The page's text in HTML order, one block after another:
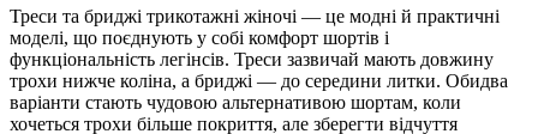
Треси та бриджі трикотажні жіночі — це модні й практичні
моделі, що поєднують у собі комфорт шортів і
функціональність легінсів. Треси зазвичай мають довжину
трохи нижче коліна, а бриджі — до середини литки. Обидва
варіанти стають чудовою альтернативою шортам, коли
хочеться трохи більше покриття, але зберегти відчуття